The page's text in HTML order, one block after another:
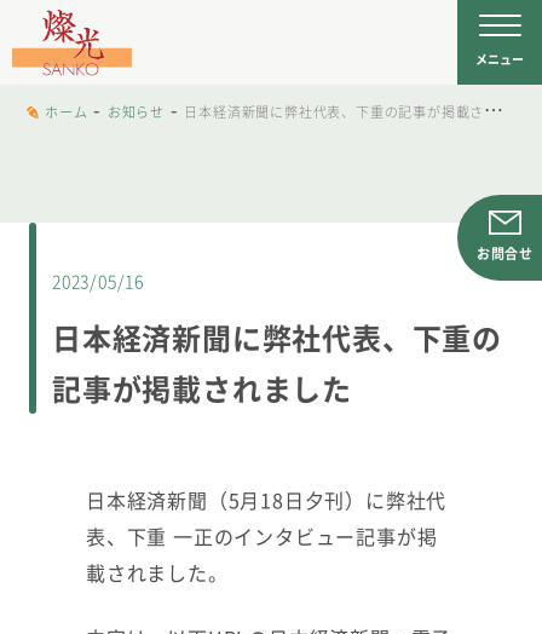
文字工房燦光 メニュー
お問合せ
ホーム - お知らせ - 日本経済新聞に弊社代表、下重の記事が掲載されました
2023/05/16
日本経済新聞に弊社代表、下重の
記事が掲載されました
日本経済新聞（5月18日夕刊）に弊社代
表、下重 一正のインタビュー記事が掲
載されました。